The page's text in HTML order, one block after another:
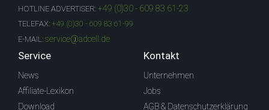
HOTLINE ADVERTISER: +49 (0)30 - 609 83 61-23
TELEFAX: +49 (0)30 - 609 83 61-99
E-MAIL: service@adcell.de
Service
News
Affiliate-Lexikon
Download
Kontakt
Unternehmen
Jobs
AGB & Datenschutzerklärung